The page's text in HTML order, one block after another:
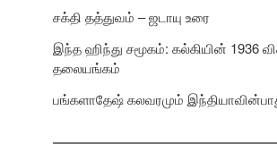
சக்தி தத்துவம் – ஜடாயு உரை
இந்த ஹிந்து சமூகம்: கல்கியின் 1936
தலையங்கம்
பங்களாதேஷ் கலவரமும்